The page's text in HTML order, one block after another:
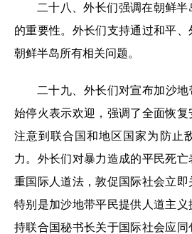
二十八、外长们强调在朝鲜
的重要性。外长们支持通过和平
朝鲜半岛所有相关问题。
二十九、外长们对宣布加沙
始停火表示欢迎，强调了全面恢
注意到联合国和地区国家为防止
力。外长们对暴力造成的平民死
重国际人道法，敦促国际社会立即
特别是加沙地带平民提供人道主
持联合国秘书长关于国际社会应